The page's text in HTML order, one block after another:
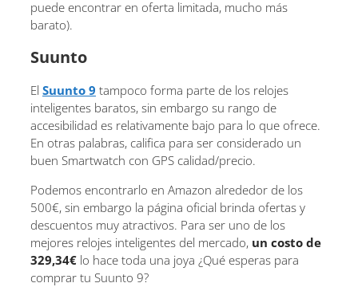
puede encontrar en oferta limitada, mucho más
barato).
Suunto
El Suunto 9 tampoco forma parte de los relojes
inteligentes baratos, sin embargo su rango de
accesibilidad es relativamente bajo para lo que ofrece.
En otras palabras, califica para ser considerado un
buen Smartwatch con GPS calidad/precio.
Podemos encontrarlo en Amazon alrededor de los
500€, sin embargo la página oficial brinda ofertas y
descuentos muy atractivos. Para ser uno de los
mejores relojes inteligentes del mercado, un costo de
329,34€ lo hace toda una joya ¿Qué esperas para
comprar tu Suunto 9?